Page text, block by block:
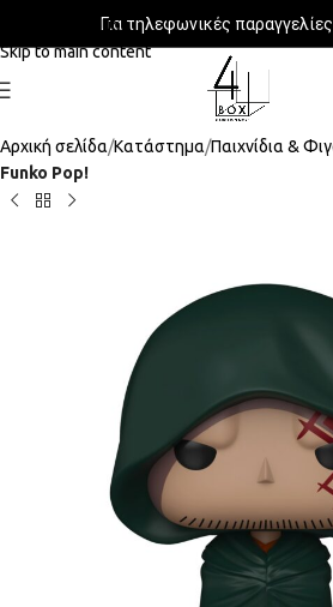
Skip to navigation
Skip to main content
Για τηλεφωνικές
Αρχική σελίδα Κατάστημα Παιχνίδια &
Funko Pop!